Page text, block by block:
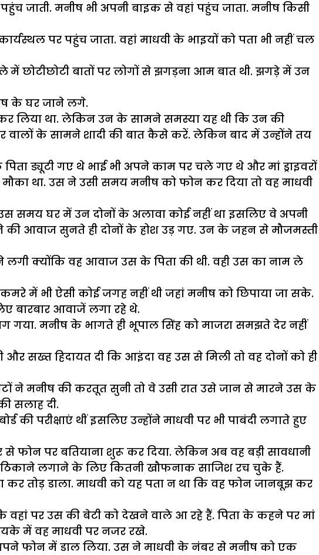
मनीष भी अपनी बाइक से वहां पहुंच जाता. मनीष किसी
पर पहुंच जाता. वहां माधवी के भाइयों को पता भी नहीं चल
छोटीछोटी बातों पर लोगों से झगड़ना आम बात थी. झगड़े में उन
के घर जाने लगे.
लिया था. लेकिन उन के सामने समस्या यह थी कि उन की
के सामने शादी की बात कैसे करें. लेकिन बाद में उन्होंने तय
ड्यूटी गए थे भाई भी अपने काम पर चले गए थे और मां ड्राइवरों
था. उस ने उसी समय मनीष को फोन कर दिया तो वह माधवी
समय घर में उन दोनों के अलावा कोई नहीं था इसलिए वे अपनी
आवाज सुनते ही दोनों के होश उड़ गए. उन के जहन से मौजमस्ती
क्योंकि वह आवाज उस के पिता की थी. वही उस का नाम ले
में भी ऐसी कोई जगह नहीं थी जहां मनीष को छिपाया जा सके.
बारबार आवाजें लगा रहे थे.
गया. मनीष के भागते ही भूपाल सिंह को माजरा समझते देर नहीं
सख्त हिदायत दी कि आइंदा वह उस से मिली तो वह दोनों को ही
ने मनीष की करतूत सुनी तो वे उसी रात उसे जान से मारने उस के
सलाह दी.
की परीक्षाएं थीं इसलिए उन्होंने माधवी पर भी पाबंदी लगाते हुए
फोन पर बतियाना शुरू कर दिया. लेकिन अब वह बड़ी सावधानी
ठिकाने लगाने के लिए कितनी खौफनाक साजिश रच चुके हैं.
तोड़ डाला. माधवी को यह पता न था कि वह फोन जानबूझ कर
पर उस की बेटी को देखने वाले आ रहे हैं. पिता के कहने पर मां
में वह माधवी पर नजर रखे.
फोन में डाल लिया. उस ने माधवी के नंबर से मनीष को एक